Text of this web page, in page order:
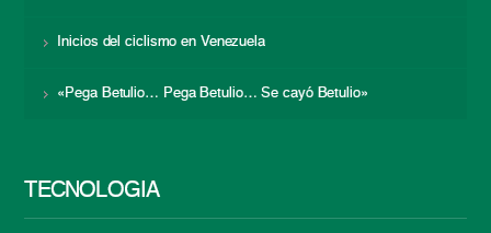
Inicios del ciclismo en Venezuela
«Pega Betulio… Pega Betulio… Se cayó Betulio»
TECNOLOGÍA